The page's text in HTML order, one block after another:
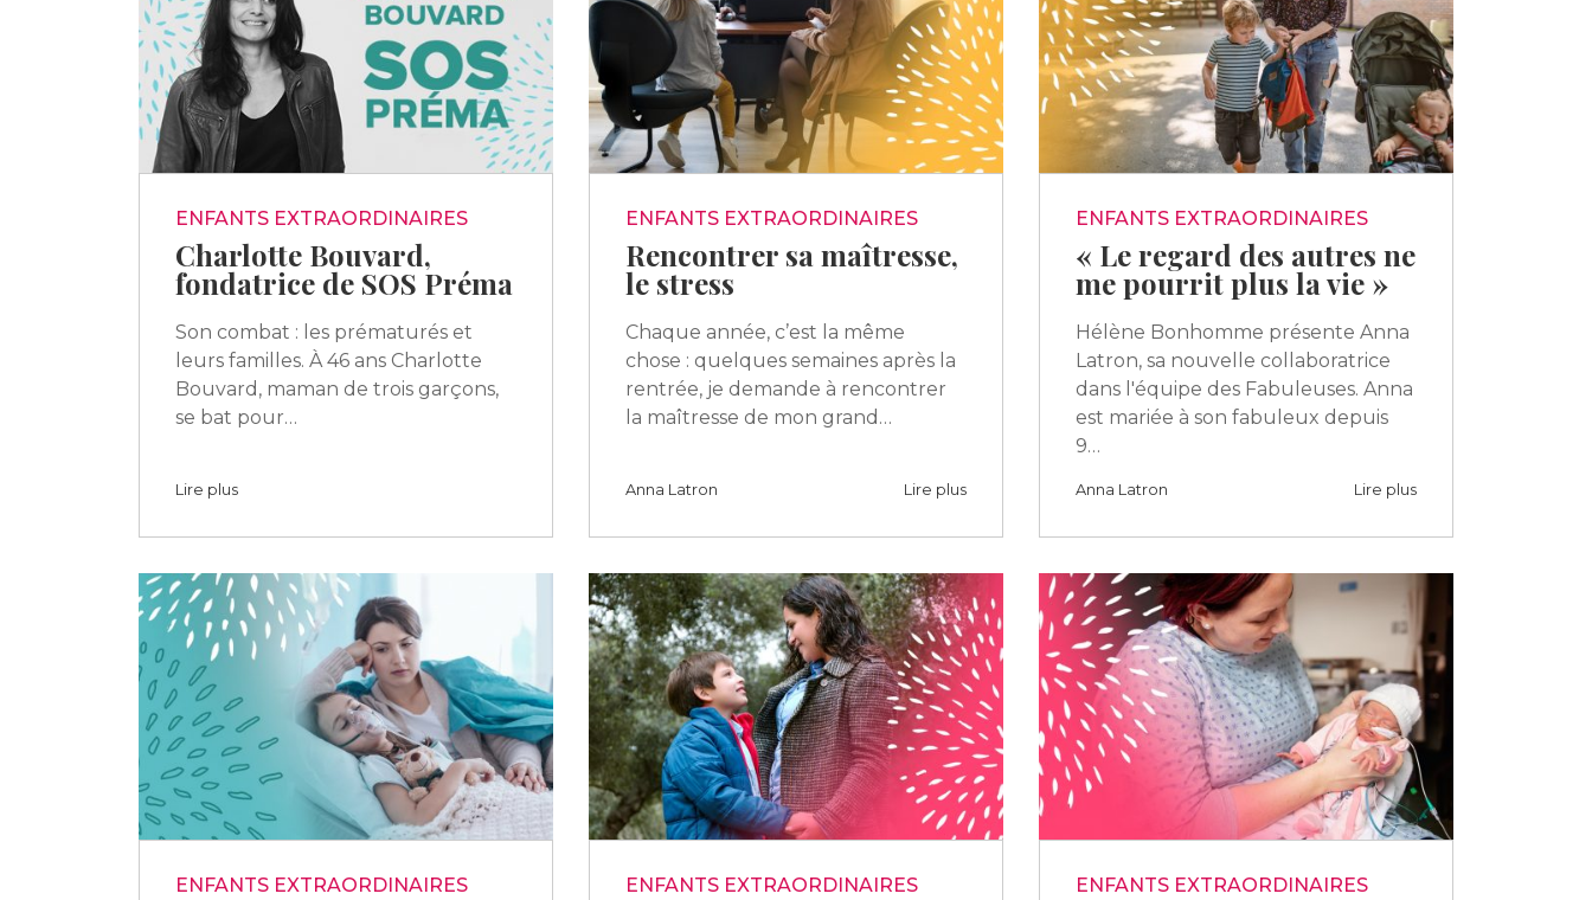
ENFANTS EXTRAORDINAIRES
Charlotte Bouvard,
fondatrice de SOS Préma
Son combat : les prématurés et
leurs familles. À 46 ans Charlotte
Bouvard, maman de trois garçons,
se bat pour…
Lire plus
ENFANTS EXTRAORDINAIRES
Rencontrer sa maîtresse,
le stress
Chaque année, c’est la même
chose : quelques semaines après la
rentrée, je demande à rencontrer
la maîtresse de mon grand…
Anna Latron Lire plus
ENFANTS EXTRAORDINAIRES
« Le regard des autres ne
me pourrit plus la vie »
Hélène Bonhomme présente Anna
Latron, sa nouvelle collaboratrice
dans l'équipe des Fabuleuses. Anna
est mariée à son fabuleux depuis
9…
Anna Latron Lire plus
ENFANTS EXTRAORDINAIRES ENFANTS EXTRAORDINAIRES ENFANTS EXTRAORDINAIRES